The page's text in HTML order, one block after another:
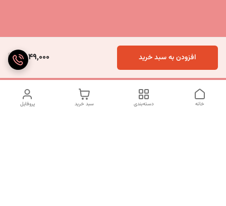
2,049,000 افزودن به سبد خرید
پروفایل سبد خرید دسته‌بندی خانه